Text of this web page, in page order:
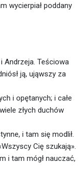
wycierpiał poddany
Andrzeja. Teściowa
ją, ująwszy za
i opętanych; i całe
złych duchów
i tam się modlił.
Cię szukają».
i tam mógł nauczać,